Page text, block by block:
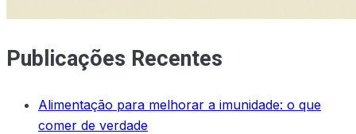
Publicações Recentes
Alimentação para melhorar a imunidade: o que
comer de verdade